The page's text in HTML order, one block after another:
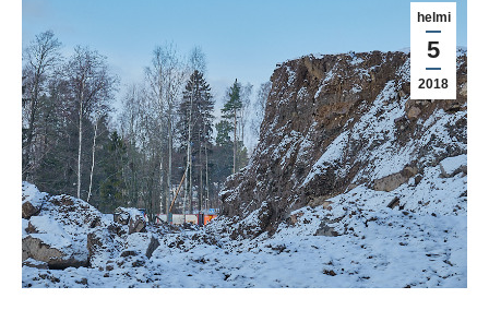
helmi
5
2018